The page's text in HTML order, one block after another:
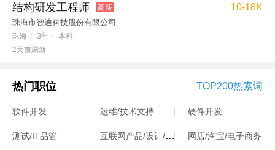
结构研发工程师 高薪
珠海市智迪科技股份有限公司
珠海 / 3年 / 本科
2天前刷新
10-18K
热门职位 TOP200热索词
软件开发 运维/技术支持 硬件开发
测试/IT品管 互联网产品/设计/运营 网店/淘宝/电子商务